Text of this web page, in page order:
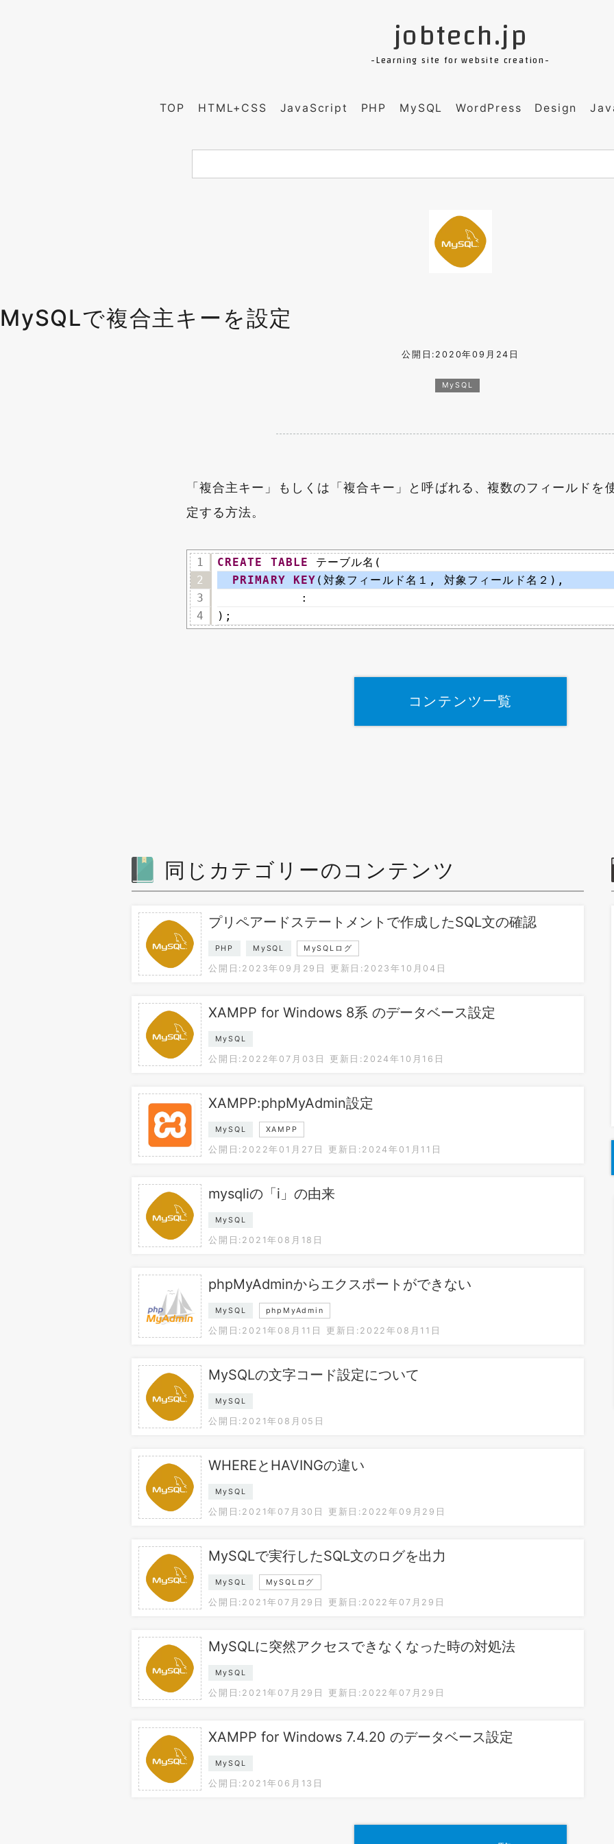
jobtech.jp
-Learning site for website creation-
TOP HTML+CSS JavaScript PHP MySQL WordPress Design
MySQLで複合主キーを設定
公開日:2020年09月24日
MySQL
「複合主キー」もしくは「複合キー」と呼ばれる、複数のフィールドを
定する方法。
1
2
3
4
CREATE TABLE
テーブル名(
PRIMARY
KEY (対象フィールド名１, 対象フィールド名２),
:
);
コンテンツ一覧
同じカテゴリーのコンテンツ
プリペアードステートメントで作成したSQL文の確認
PHP MySQL MySQLログ
公開日:2023年09月29日 更新日:2023年10月04日
XAMPP for Windows 8系 のデータベース設定
MySQL
公開日:2022年07月03日 更新日:2024年10月16日
XAMPP:phpMyAdmin設定
MySQL XAMPP
公開日:2022年01月27日 更新日:2024年01月11日
mysqliの「i」の由来
MySQL
公開日:2021年08月18日
phpMyAdminからエクスポートができない
MySQL phpMyAdmin
公開日:2021年08月11日 更新日:2022年08月11日
MySQLの文字コード設定について
MySQL
公開日:2021年08月05日
WHEREとHAVINGの違い
MySQL
公開日:2021年07月30日 更新日:2022年09月29日
MySQLで実行したSQL文のログを出力
MySQL MySQLログ
公開日:2021年07月29日 更新日:2022年07月29日
MySQLに突然アクセスできなくなった時の対処法
MySQL
公開日:2021年07月29日 更新日:2022年07月29日
XAMPP for Windows 7.4.20 のデータベース設定
MySQL
公開日:2021年06月13日